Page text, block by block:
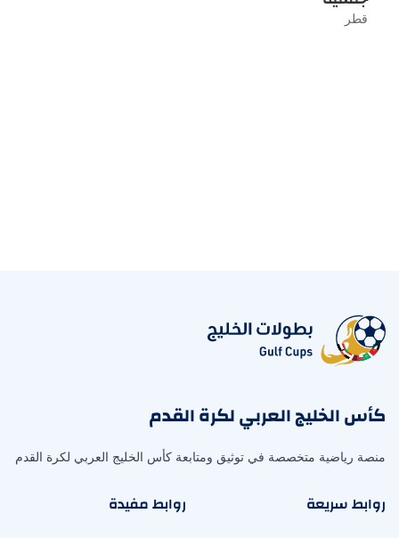
قطر
كأس الخليج العربي لكرة القدم
منصة رياضية متخصصة في توثيق ومتابعة كأس الخليج العربي لكرة القدم
روابط سريعة روابط مفيدة